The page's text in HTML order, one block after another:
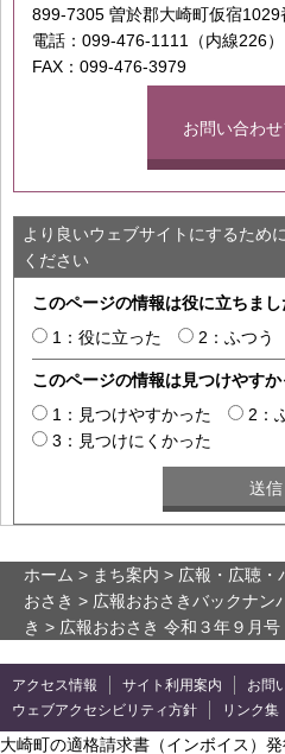
899-7305 曽於郡大崎町仮宿1029
電話：099-476-1111（内線226）
FAX：099-476-3979
お問い合わ
より良いウェブサイトにするため
ください
このページの情報は役に立ちまし
1：役に立った
2：ふつう
このページの情報は見つけやすか
1：見つけやすかった
2：
3：見つけにくかった
ホーム > まち案内 > 広報・広聴・
おさき > 広報おおさきバックナン
き > 広報おおさき 令和３年９月号
アクセス情報 サイト利用案内
お問
ウェブアクセシビリティ方針
リンク集
大崎町の適格請求書（インボイス）